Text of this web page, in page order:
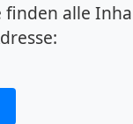
finden alle